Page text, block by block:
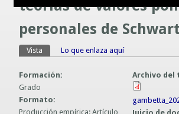
Guías UCO
teorías de valores
personales de
Solapas principales
Vista (solapa activa)
Lo que enlaza aquí
Formación:
Grado
Formato:
Producción empírica: Artículo
Archivo del